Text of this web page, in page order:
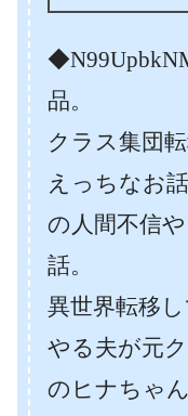
品。
クラス集団
えっちなお
の人間不信
話。
異世界転移
やる夫が元
のヒナちゃ